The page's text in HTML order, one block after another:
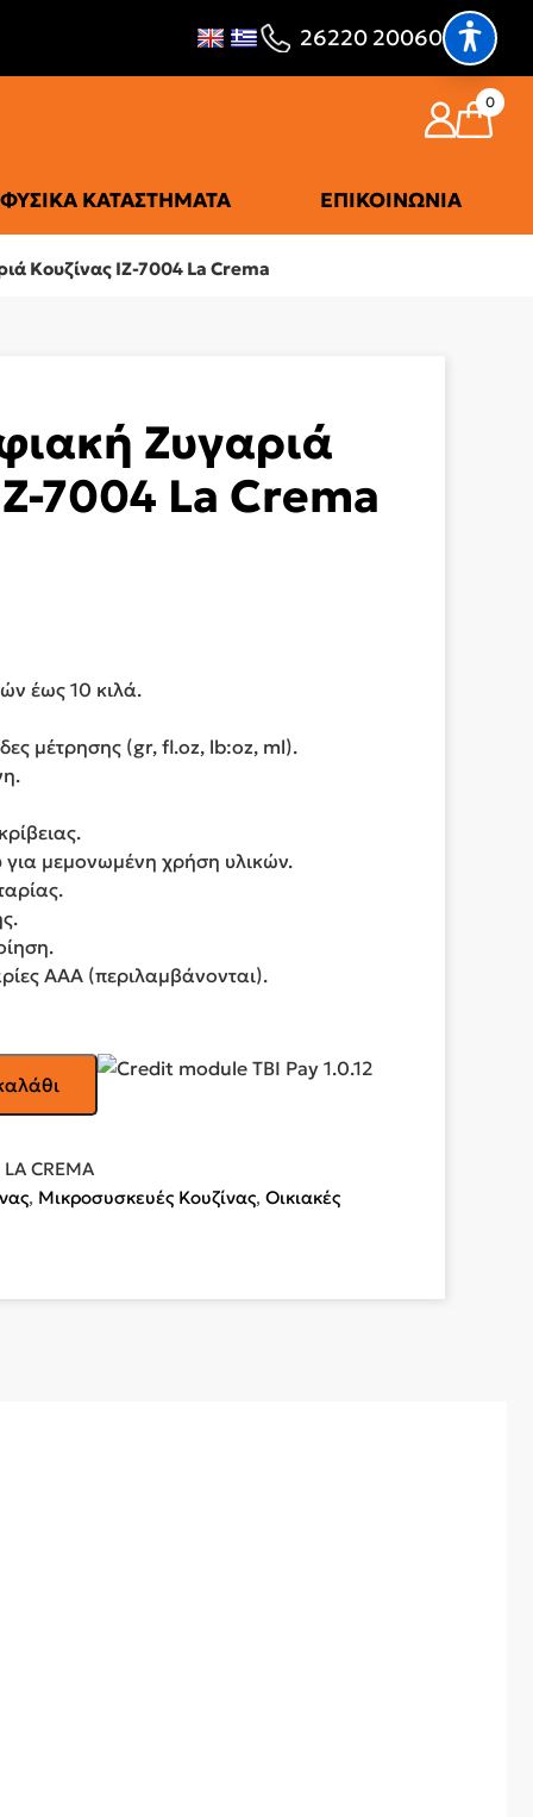
26220 20060
0
ΦΥΣΙΚΆ ΚΑΤΑΣΤΉΜΑΤΑ ΕΠΙΚΟΙΝΩΝΊΑ
Κουζίνας IZ-7004 La Crema
Ζυγαριά
7004 La Crema
έως 10 κιλά.
μέτρησης (gr, fl.oz, lb:oz, ml).
μεμονωμένη χρήση υλικών.
ΑΑΑ (περιλαμβάνονται).
CREMA
, Μικροσυσκευές Κουζίνας, Οικιακές